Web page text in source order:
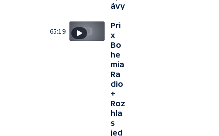
ávy
65:19
Pri
x
Bo
he
mia
Ra
dio
+
Roz
hla
s
jed